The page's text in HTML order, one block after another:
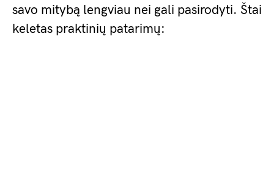
savo mitybą lengviau nei gali pasirodyti. Štai
keletas praktinių patarimų: